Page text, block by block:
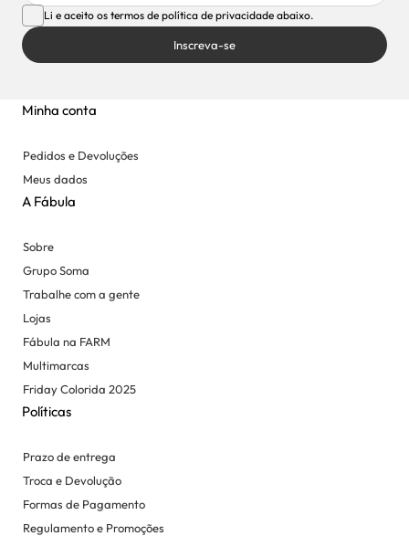
Li e aceito os termos de política de privacidade abaixo.
Inscreva-se
Minha conta
Pedidos e Devoluções
Meus dados
A Fábula
Sobre
Grupo Soma
Trabalhe com a gente
Lojas
Fábula na FARM
Multimarcas
Friday Colorida 2025
Políticas
Prazo de entrega
Troca e Devolução
Formas de Pagamento
Regulamento e Promoções